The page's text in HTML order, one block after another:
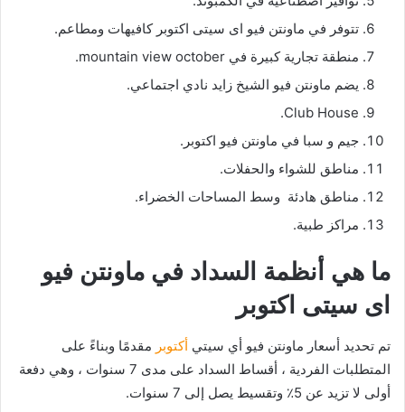
تتوفر في ماونتن فيو اى سيتى اكتوبر كافيهات ومطاعم.
منطقة تجارية كبيرة في mountain view october.
يضم ماونتن فيو الشيخ زايد نادي اجتماعي.
Club House.
جيم و سبا في ماونتن فيو اكتوبر.
مناطق للشواء والحفلات.
مناطق هادئة وسط المساحات الخضراء.
مراكز طبية.
ما هي أنظمة السداد في ماونتن فيو
اى سيتى اكتوبر
تم تحديد أسعار ماونتن فيو أي سيتي أكتوبر مقدمًا وبناءً على
المتطلبات الفردية ، أقساط السداد على مدى 7 سنوات ، وهي دفعة
أولى لا تزيد عن 5٪ وتقسيط يصل إلى 7 سنوات.